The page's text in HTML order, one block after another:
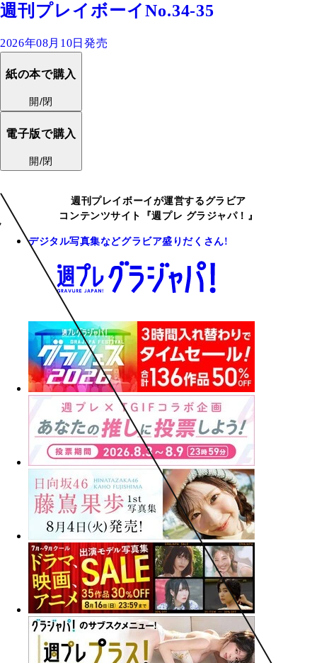
週刊プレイボーイNo.34-35
2026年08月10日発売
紙の本で購入
開/閉
電子版で購入
開/閉
週刊プレイボーイが運営するグラビア
コンテンツサイト『週プレ グラジャパ！』
デジタル写真集などグラビア盛りだくさん!